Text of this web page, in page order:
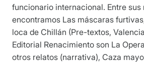
funcionario internacional. Entre sus
encontramos Las máscaras
loca de Chillán (Pre-textos,
Editorial Renacimiento son La
otros relatos (narrativa), Caza